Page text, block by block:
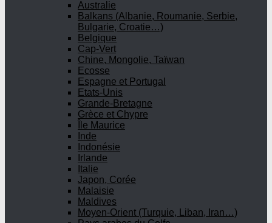
Australie
Balkans (Albanie, Roumanie, Serbie,
Bulgarie, Croatie…)
Belgique
Cap-Vert
Chine, Mongolie, Taïwan
Ecosse
Espagne et Portugal
Etats-Unis
Grande-Bretagne
Grèce et Chypre
Île Maurice
Inde
Indonésie
Irlande
Italie
Japon, Corée
Malaisie
Maldives
Moyen-Orient (Turquie, Liban, Iran…)